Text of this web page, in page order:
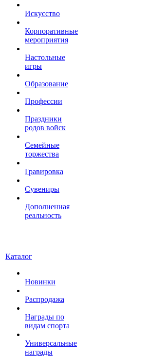
Искусство
Корпоративные
мероприятия
Настольные
игры
Образование
Профессии
Праздники
родов войск
Семейные
торжества
Гравировка
Сувениры
Дополненная
реальность
Каталог
Новинки
Распродажа
Награды по
видам спорта
Универсальные
награды